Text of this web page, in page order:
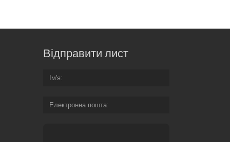
Відправити лист
Ім'я
Електронна пошта